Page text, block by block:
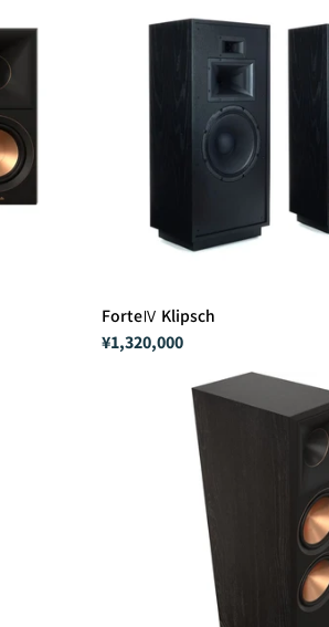
ForteⅣ Klipsch
¥1,320,000